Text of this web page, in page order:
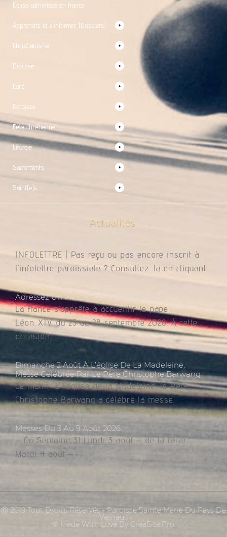
Église catholique en France
Apprendre et s’informer (Dossiers)
Christianisme
Diocèse
Curé
Paroisse
Fête chrétienne
Liturgie
Sacrements
Saint(e)s
Actualités
INFOLETTRE | Pas reçu ou pas encore inscrit à
l’infolettre paroissiale ? Consultez-la en cliquant
Adressez Un Message Au Pape Léon XIV
La France s’apprête à accueillir le pape
Léon XIV du 25 au 28 septembre 2026. À cette
occasion,
Dimanche 2 Août À L’église De La Madeleine,
Messe Célébrée Par Le Père Christophe Barwang
Ce matin, à l’église de la Madeleine, le Père
Christophe Barwang a célébré la messe.
Messes Du 3 Au 9 Août 2026
– Co Semaine 31 Lundi 3 août – de la férie
Mardi 4 août –
Ⓒ 2019 Tout Droits Réservés - Paroisse Sainte Marie Du Pays De
Verneuil
© Made With Love By CreaSite.Pro